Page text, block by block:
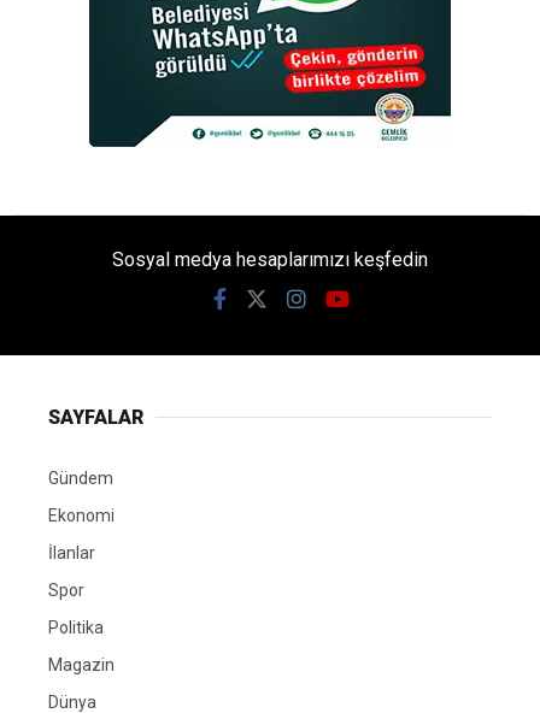
Sosyal medya hesaplarımızı keşfedin
SAYFALAR
Gündem
Ekonomi
İlanlar
Spor
Politika
Magazin
Dünya